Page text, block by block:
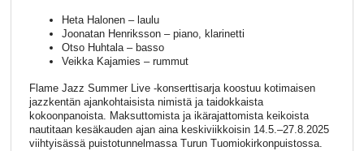
Heta Halonen – laulu
Joonatan Henriksson – piano, klarinetti
Otso Huhtala – basso
Veikka Kajamies – rummut
Flame Jazz Summer Live -konserttisarja koostuu kotimaisen
jazzkentän ajankohtaisista nimistä ja taidokkaista
kokoonpanoista. Maksuttomista ja ikärajattomista keikoista
nautitaan kesäkauden ajan aina keskiviikkoisin 14.5.–27.8.2025
viihtyisässä puistotunnelmassa Turun Tuomiokirkonpuistossa.